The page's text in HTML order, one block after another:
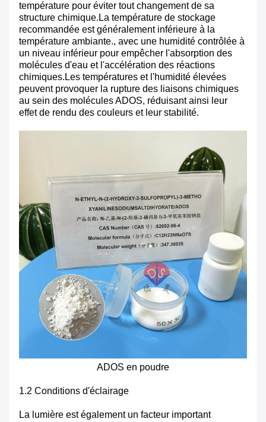
température pour éviter tout changement de sa
structure chimique.La température de stockage
recommandée est généralement inférieure à la
température ambiante., avec une humidité contrôlée à
un niveau inférieur pour empêcher l'absorption des
molécules d'eau et l'accélération des réactions
chimiques.Les températures et l'humidité élevées
peuvent provoquer la rupture des liaisons chimiques
au sein des molécules ADOS, réduisant ainsi leur
effet de rendu des couleurs et leur stabilité.
ADOS en poudre
1.2 Conditions d'éclairage
La lumière est également un facteur important